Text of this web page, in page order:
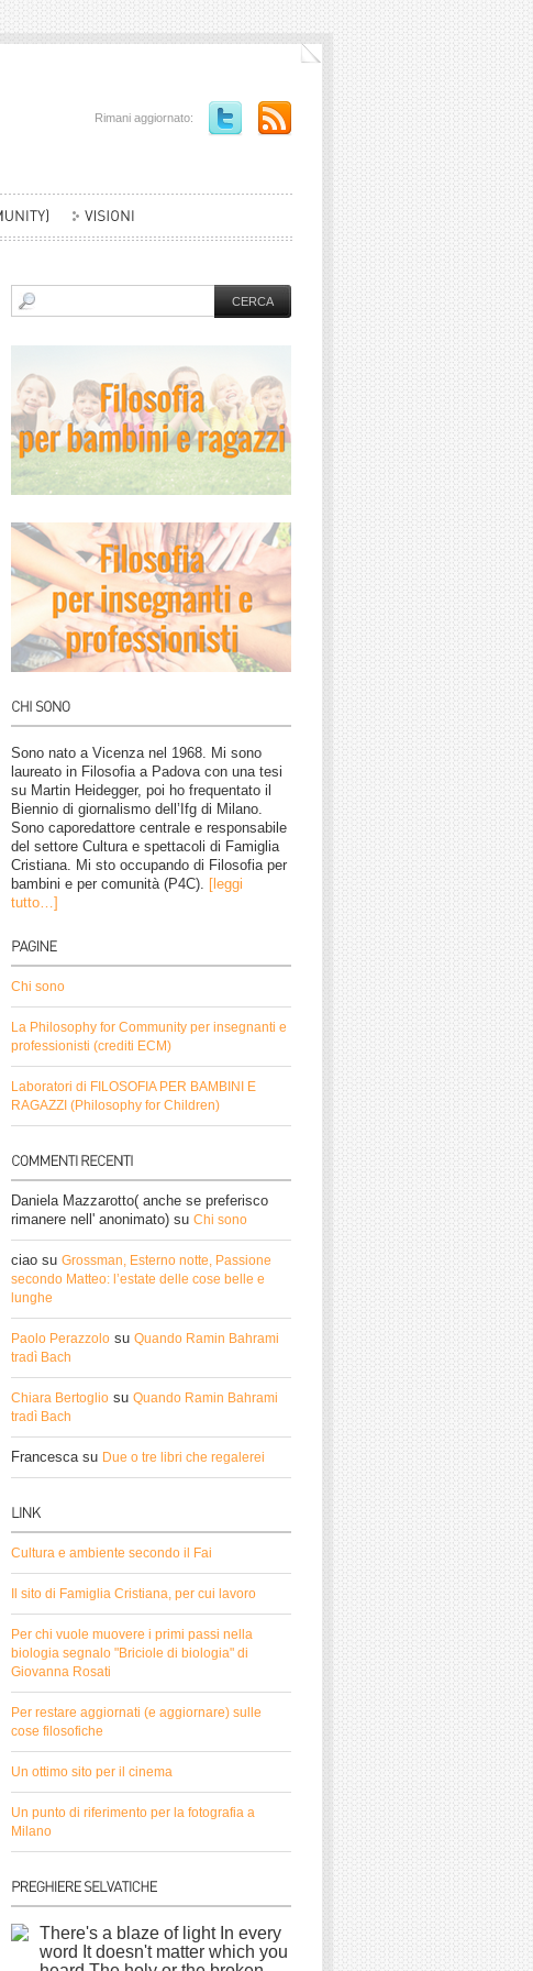
Rimani aggiornato:
Sono nato a Vicenza nel 1968. Mi sono
laureato in Filosofia a Padova con una tesi
su Martin Heidegger, poi ho frequentato il
Biennio di giornalismo dell’Ifg di Milano.
Sono caporedattore centrale e responsabile
del settore Cultura e spettacoli di Famiglia
Cristiana. Mi sto occupando di Filosofia per
bambini e per comunità (P4C). [leggi
tutto…]
Chi sono
La Philosophy for Community per insegnanti e
professionisti (crediti ECM)
Laboratori di FILOSOFIA PER BAMBINI E
RAGAZZI (Philosophy for Children)
Daniela Mazzarotto( anche se preferisco
rimanere nell' anonimato) su Chi sono
ciao su Grossman, Esterno notte, Passione
secondo Matteo: l’estate delle cose belle e
lunghe
Paolo Perazzolo su Quando Ramin Bahrami
tradì Bach
Chiara Bertoglio su Quando Ramin Bahrami
tradì Bach
Francescasu Due o tre libri che regalerei
Cultura e ambiente secondo il Fai
Il sito di Famiglia Cristiana, per cui lavoro
Per chi vuole muovere i primi passi nella
biologia segnalo "Briciole di biologia" di
Giovanna Rosati
Per restare aggiornati (e aggiornare) sulle
cose filosofiche
Un ottimo sito per il cinema
Un punto di riferimento per la fotografia a
Milano
There's a blaze of light In every
word It doesn't matter which you